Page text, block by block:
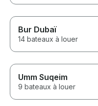
Bur Dubaï
14 bateaux à louer
Umm Suqeim
9 bateaux à louer